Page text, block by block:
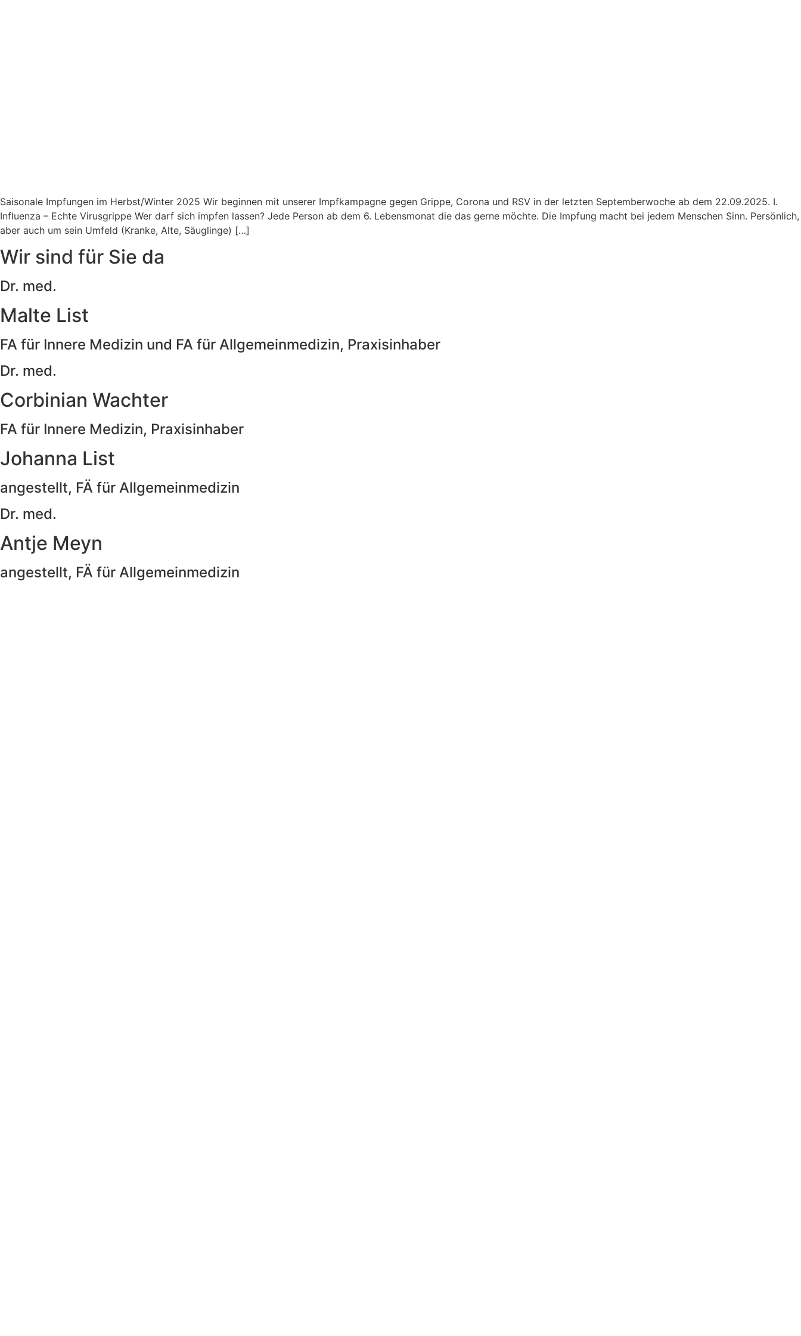
Saisonale Impfungen im Herbst/Winter 2025 Wir beginnen mit unserer Impfkampagne gegen Grippe, Corona und RSV in der letzten Septemberwoche ab dem 22.09.2025. I.
Influenza – Echte Virusgrippe Wer darf sich impfen lassen? Jede Person ab dem 6. Lebensmonat die das gerne möchte. Die Impfung macht bei jedem Menschen Sinn. Persönlich,
aber auch um sein Umfeld (Kranke, Alte, Säuglinge) […]
Wir sind für Sie da
Dr. med.
Malte List
FA für Innere Medizin und FA für Allgemeinmedizin, Praxisinhaber
Dr. med.
Corbinian Wachter
FA für Innere Medizin, Praxisinhaber
Johanna List
angestellt, FÄ für Allgemeinmedizin
Dr. med.
Antje Meyn
angestellt, FÄ für Allgemeinmedizin